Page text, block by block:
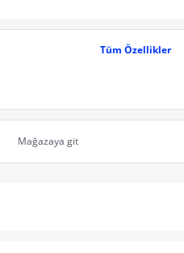
Tüm Özellikler
Mağazaya git